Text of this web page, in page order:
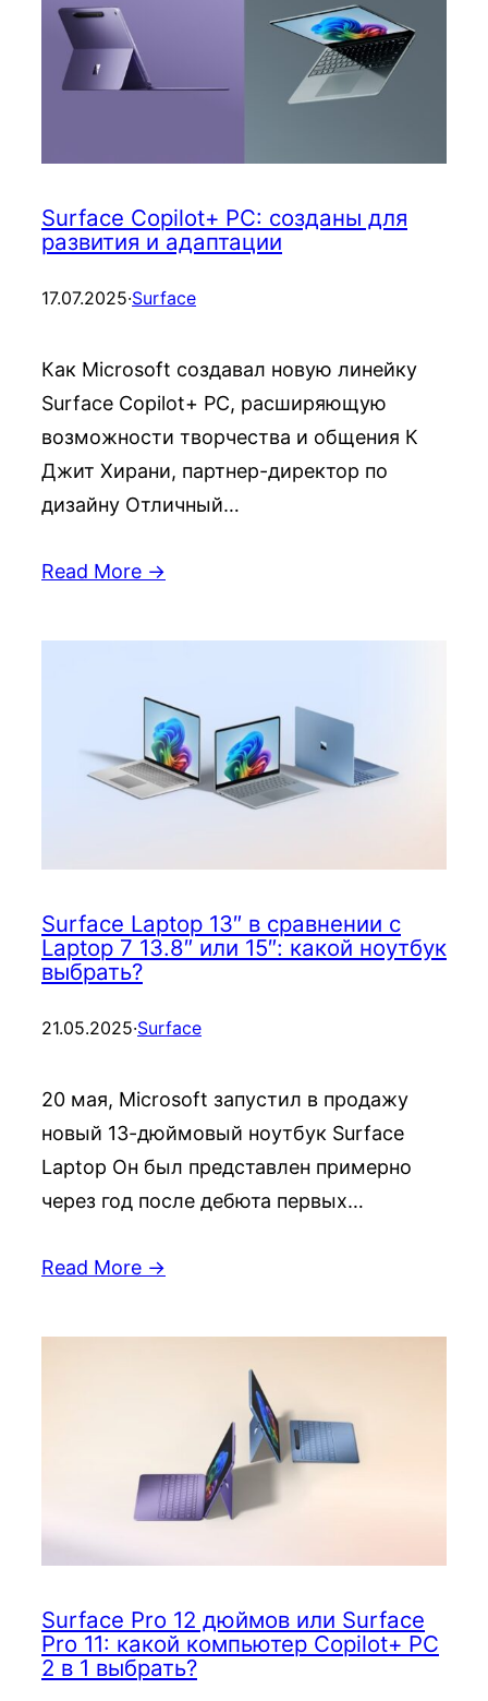
Surface Copilot+ PC: созданы для
развития и адаптации
17.07.2025·Surface
Как Microsoft создавал новую линейку
Surface Copilot+ PC, расширяющую
возможности творчества и общения К
Джит Хирани, партнер-директор по
дизайну Отличный…
Read More →
Surface Laptop 13″ в сравнении с
Laptop 7 13.8″ или 15″: какой ноутбук
выбрать?
21.05.2025·Surface
20 мая, Microsoft запустил в продажу
новый 13-дюймовый ноутбук Surface
Laptop Он был представлен примерно
через год после дебюта первых…
Read More →
Surface Pro 12 дюймов или Surface
Pro 11: какой компьютер Copilot+ PC
2 в 1 выбрать?